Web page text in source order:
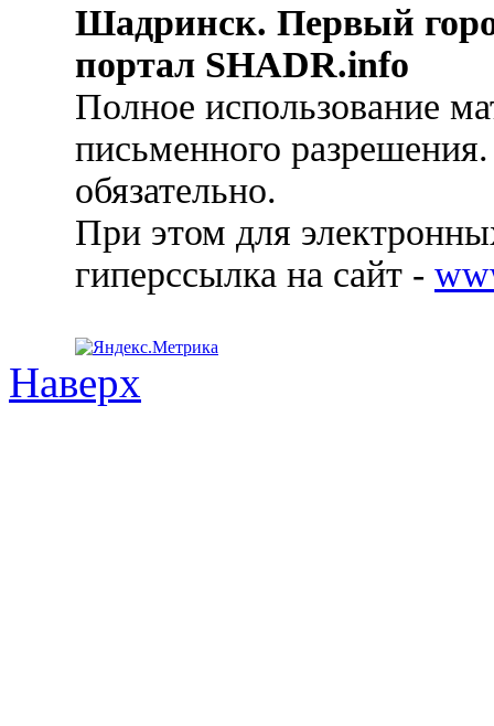
Шадринск. Первый
портал SHADR.info
Полное использование
письменного
обязательно.
При этом для
гиперссылка на сайт -
Наверх